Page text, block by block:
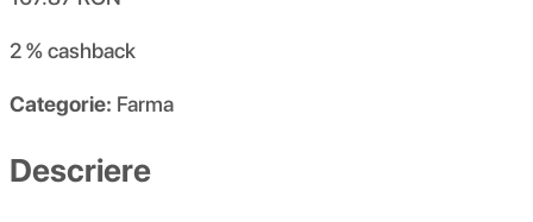
2 %cashback
Categorie: Farma
Descriere